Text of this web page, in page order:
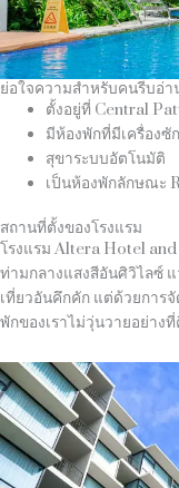
ย่อใจความสำหรับคนรีบอ่า
ตั้งอยู่ที่ Central
มีห้องพักที่มีเครื่องซั
สุขาระบบอัตโนมัติ
เป็นห้องพักลักษณะ
สถานที่ตั้งของโรงแรม
โรงแรม Altera Hotel
ท่ามกลางแสงสีอันศิวิไลซ์
เที่ยวอันคึกคัก แต่ด้วยการ
พักของเราไม่วุ่นวายอย่าง